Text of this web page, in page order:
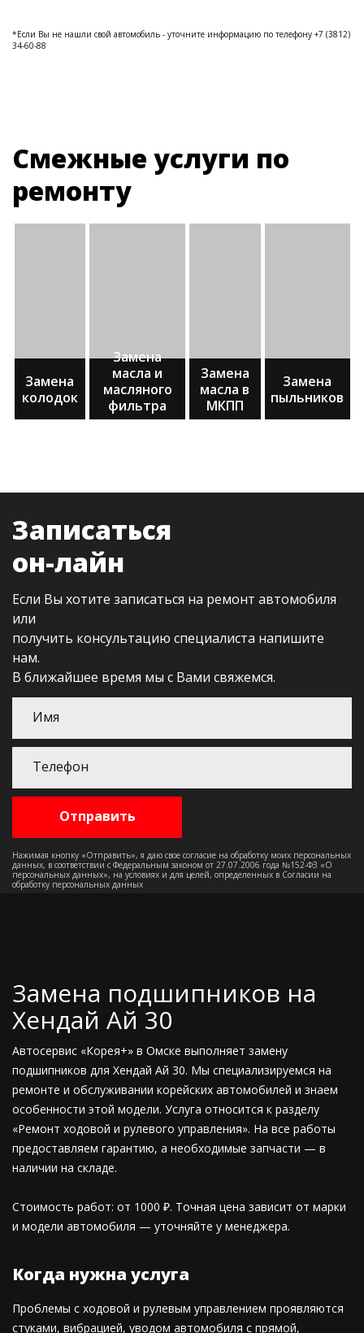
*Если Вы не нашли свой автомобиль - уточните информацию по телефону +7 (3812)
34-60-88
Смежные услуги по
ремонту
Замена
колодок
Замена
масла и
масляного
фильтра
двигателя
Замена
масла в
МКПП
Замена
пыльников
Записаться
он-лайн
Если Вы хотите записаться на ремонт автомобиля
или
получить консультацию специалиста напишите
нам.
В ближайшее время мы с Вами свяжемся.
Нажимая кнопку «Отправить», я даю свое согласие на обработку моих персональных
данных, в соответствии с Федеральным законом от 27.07.2006 года №152-ФЗ «О
персональных данных», на условиях и для целей, определенных в Согласии на
обработку персональных данных
Замена подшипников на
Хендай Ай 30
Автосервис «Корея+» в Омске выполняет замену
подшипников для Хендай Ай 30. Мы специализируемся на
ремонте и обслуживании корейских автомобилей и знаем
особенности этой модели. Услуга относится к разделу
«Ремонт ходовой и рулевого управления». На все работы
предоставляем гарантию, а необходимые запчасти — в
наличии на складе.
Стоимость работ: от 1000 ₽. Точная цена зависит от марки
и модели автомобиля — уточняйте у менеджера.
Когда нужна услуга
Проблемы с ходовой и рулевым управлением проявляются
стуками, вибрацией, уводом автомобиля с прямой,